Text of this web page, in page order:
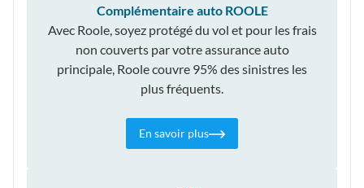
Complémentaire auto ROOLE
Avec Roole, soyez protégé du vol et pour les frais
non couverts par votre assurance auto
principale, Roole couvre 95% des sinistres les
plus fréquents.
En savoir plus